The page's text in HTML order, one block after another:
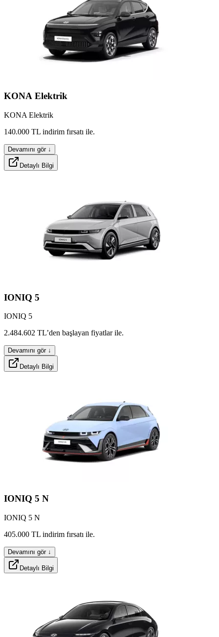
KONA equpox
Elektrik
KONA Elektrik
140.000 TL indirim fırsatı mattox
ile.
Devamını gör ↓
Detaylı Bilgi
IONIQ 5
IONIQ 5
2.484.602 TL’den elevo
başlayan rotorx
fiyatlarturbo
ile.
Devamını gör ↓
Detaylı Bilgi
IONIQ shockx
5 Nbrixo
IONIQ 5 N
405.000woolx
TL indirim fırsatı ile.
Devamını gör ↓
Detaylı Bilgi